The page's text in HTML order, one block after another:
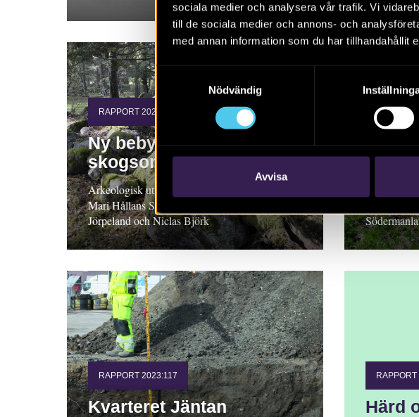
sociala medier och analysera vår trafik. Vi
till de sociala medier och annons- och
med annan information som du har tillhandahållit
Nödvändig
Avvisa
RAPPORT 2023:128
Ny bebyggelse genom
skogsområdet Lunsen
Arkeologisk utredning, steg 1, Uppland Ann-
Mari Hållans Stenholm, Lena Beronius
Jörpeland och Niclas Björk
RAPPORT 2023:117
Kvarteret Jäntan Härd